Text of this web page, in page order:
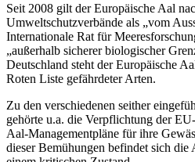
Seit 2008 gilt der Europäische Aal
Umweltschutzverbände als „vom
Internationale Rat für
„außerhalb sicherer biologischer
Deutschland steht der Europäische
Roten Liste gefährdeter Arten.
Zu den verschiedenen seither
gehörte u.a. die Verpflichtung der
Aal-Managementpläne für ihre
dieser Bemühungen befindet sich